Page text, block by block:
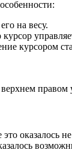
на весу.
курсором
правом